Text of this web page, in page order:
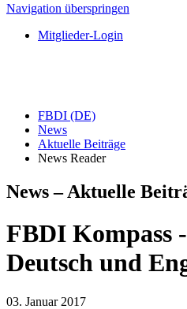
Navigation überspringen
Mitglieder-Login
FBDI (DE)
News
Aktuelle Beiträge
News Reader
News – Aktuelle
FBDI Kompass
Deutsch und
03. Januar 2017